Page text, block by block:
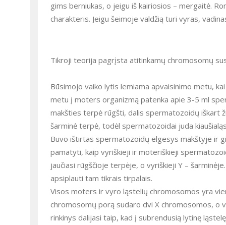
gims berniukas, o jeigu iš kairiosios – mergaitė.
charakteris. Jeigu šeimoje valdžią turi vyras,
Tikroji teorija pagrįsta atitinkamų chromosomų
Būsimojo vaiko lytis lemiama apvaisinimo metu,
metu į moters organizmą patenka apie 3-5 ml
makšties terpė rūgšti, dalis spermatozoidų iškart
šarminė terpė, todėl spermatozoidai juda
Buvo ištirtas spermatozoidų elgesys makštyje ir
pamatyti, kaip vyriškieji ir moteriškieji
jaučiasi rūgščioje terpėje, o vyriškieji Y –
apsiplauti tam tikrais tirpalais.
Visos moters ir vyro ląstelių chromosomos yra
chromosomų porą sudaro dvi X chromosomos, o
rinkinys dalijasi taip, kad į subrendusią lytinę